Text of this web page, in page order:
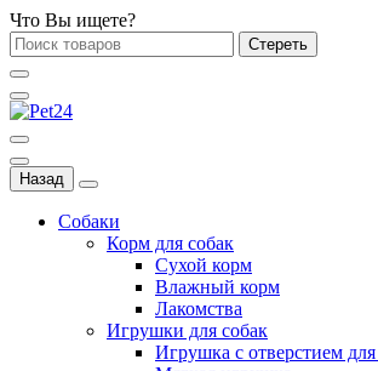
Что Вы ищете?
Стереть
Назад
Собаки
Корм для собак
Сухой корм
Влажный корм
Лакомства
Игрушки для собак
Игрушка с отверстием для